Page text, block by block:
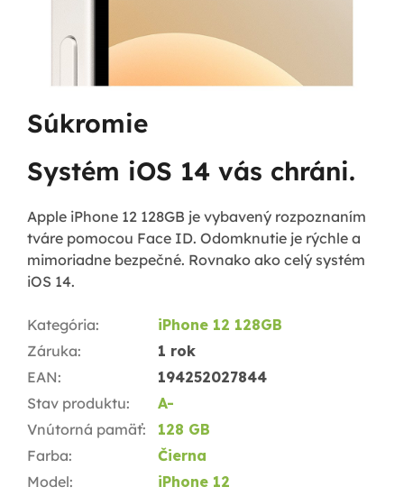
Súkromie
Systém iOS 14 vás chráni.
Apple iPhone 12 128GB je vybavený rozpoznaním
tváre pomocou Face ID. Odomknutie je rýchle a
mimoriadne bezpečné. Rovnako ako celý systém
iOS 14.
Kategória:
iPhone 12 128GB
Záruka:
1 rok
EAN:
194252027844
Stav produktu:
A-
Vnútorná pamäť:
128 GB
Farba:
Čierna
Model:
iPhone 12